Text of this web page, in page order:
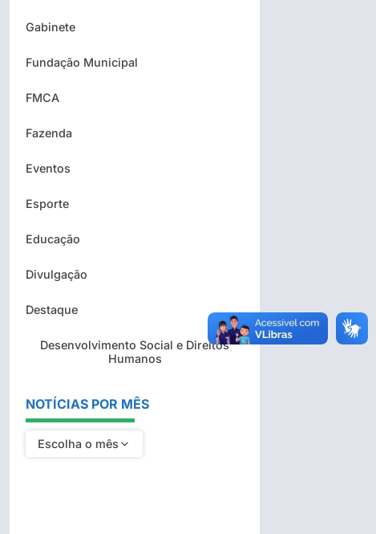
Gabinete
Fundação Municipal
FMCA
Fazenda
Eventos
Esporte
Educação
Divulgação
Destaque
Desenvolvimento Social e Direitos
Humanos
NOTÍCIAS POR MÊS
Escolha o mês